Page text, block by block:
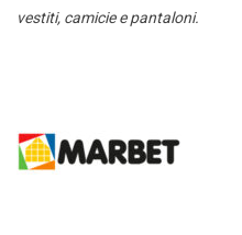
vestiti, camicie e pantaloni.